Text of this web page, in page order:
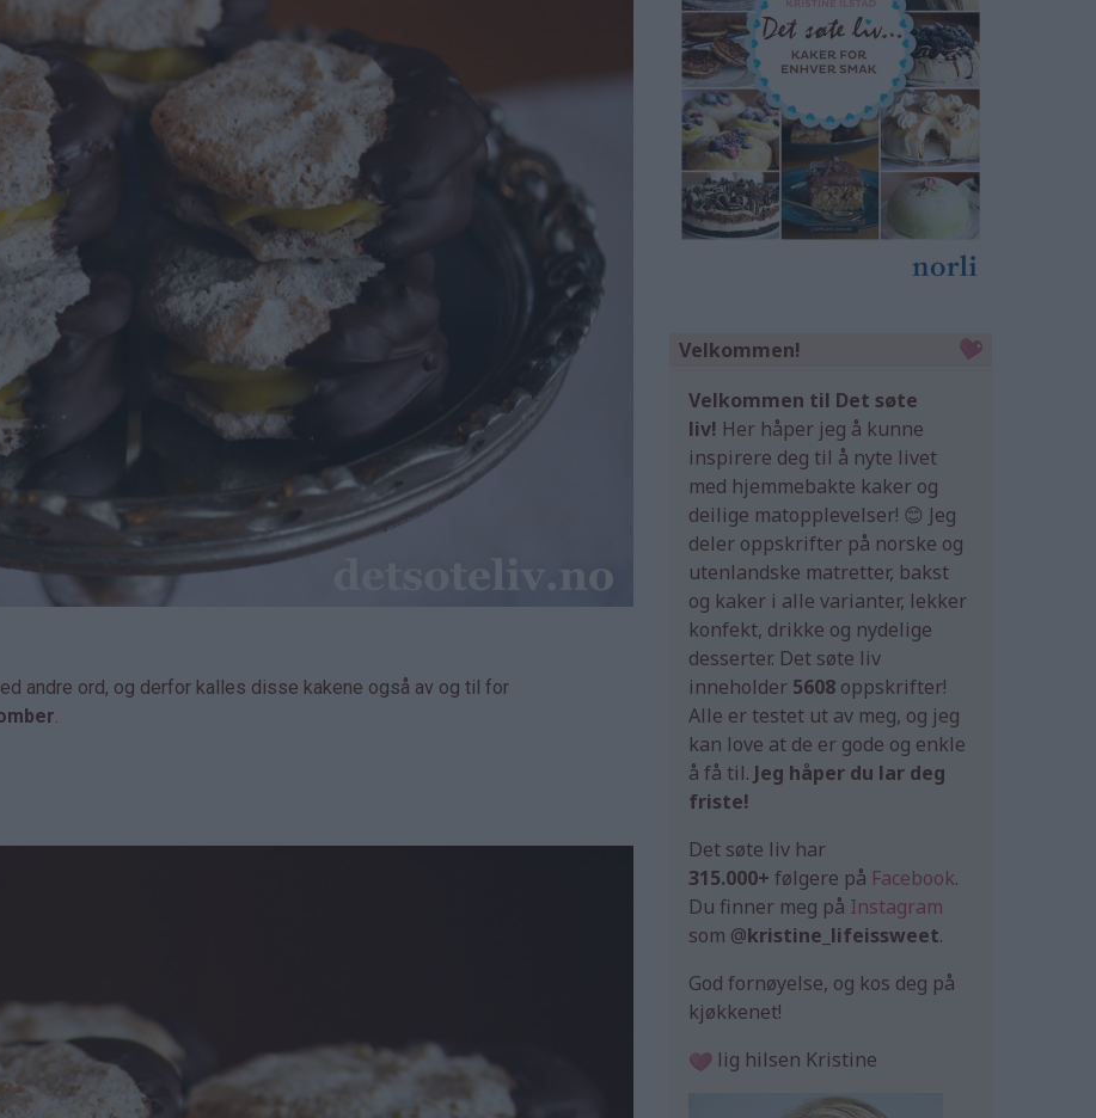
andre ord, og derfor kalles disse kakene også av og til for
.
Velkommen!
Velkommen til Det søte
liv! Her håper jeg å kunne
inspirere deg til å nyte livet
med hjemmebakte kaker og
deilige matopplevelser! 😊 Jeg
deler oppskrifter på norske og
utenlandske matretter, bakst
og kaker i alle varianter, lekker
konfekt, drikke og nydelige
desserter. Det søte liv
inneholder 5608 oppskrifter!
Alle er testet ut av meg, og jeg
kan love at de er gode og enkle
å få til. Jeg håper du lar deg
friste!
Det søte liv har
315.000+ følgere på Facebook.
Du finner meg på Instagram
som @kristine_lifeissweet.
God fornøyelse, og kos deg på
kjøkkenet!
lig hilsen Kristine